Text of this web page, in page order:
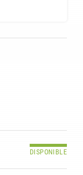
DISPONIBLE